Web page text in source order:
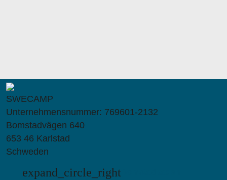
SWECAMP
Unternehmensnummer: 769601-2132
Bomstadvägen 640
653 46 Karlstad
Schweden
expand_circle_right